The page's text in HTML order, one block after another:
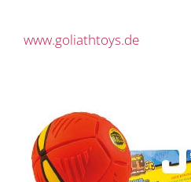
www.goliathtoys.de